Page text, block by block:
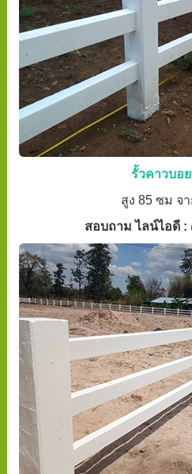
รั้วคาวบอ
สูง 85 ซม จ
สอบถาม ไลน์ไอดี :